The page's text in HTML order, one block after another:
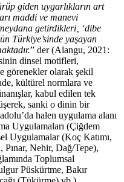
giden uygarlıkların art
maddi ve manevi
getirdikleri‚ ‘dibe
Türkiye’sinde yaşayan
” der (Alangu, 2021:
dinsel motifleri,
görenekler olarak şekil
kültürel normlara ve
kabul edilen tek
sanki o dinin bir
halen uygulama alanı
Uygulamaları (Çiğdem
Uygulamalar (Koç Katımı,
Nehir, Dağ/Tepe),
Toplumsal
Püskürtme, Bakır